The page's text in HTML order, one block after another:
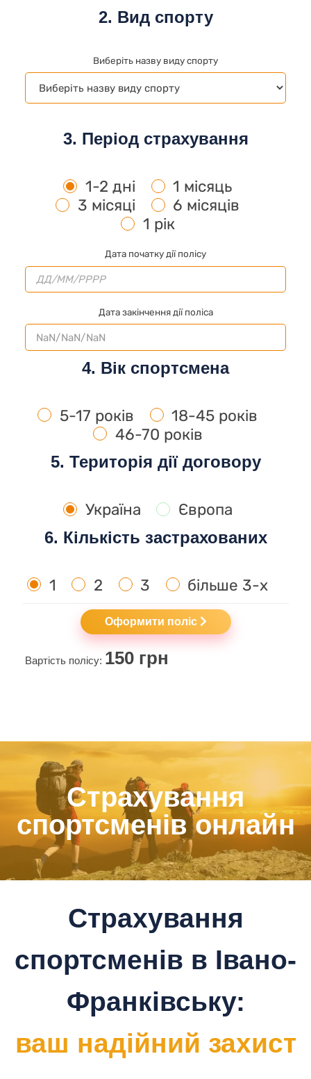
2. Вид спорту
Виберіть назву виду спорту
3. Період страхування
1-2 дні
1 місяць
3 місяці
6 місяців
1 рік
Дата початку дії полісу
Дата закінчення дії поліса
4. Вік спортсмена
5-17 років
18-45 років
46-70 років
5. Територія дії договору
Україна
Європа
6. Кількість застрахованих
1 2 3 більше 3-х
Оформити поліс
Вартість полісу: 150 грн
Страхування
спортсменів онлайн
Страхування
спортсменів в Івано-
Франківську:
ваш надійний захист